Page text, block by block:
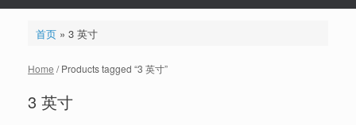
首页» 3 英寸
Home / Products tagged “3 英寸”
3 英寸